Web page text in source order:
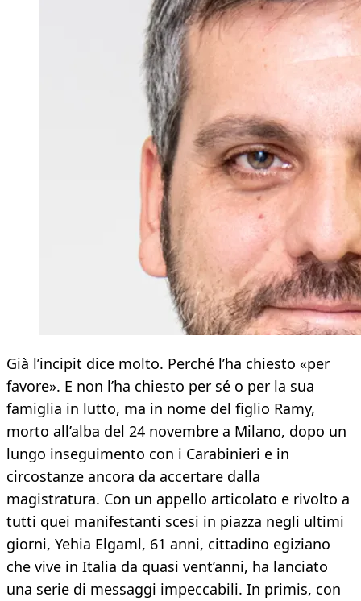
Già l’incipit dice molto. Perché l’ha chiesto «per
favore». E non l’ha chiesto per sé o per la sua
famiglia in lutto, ma in nome del figlio Ramy,
morto all’alba del 24 novembre a Milano, dopo un
lungo inseguimento con i Carabinieri e in
circostanze ancora da accertare dalla
magistratura. Con un appello articolato e rivolto a
tutti quei manifestanti scesi in piazza negli ultimi
giorni, Yehia Elgaml, 61 anni, cittadino egiziano
che vive in Italia da quasi vent’anni, ha lanciato
una serie di messaggi impeccabili. In primis, con